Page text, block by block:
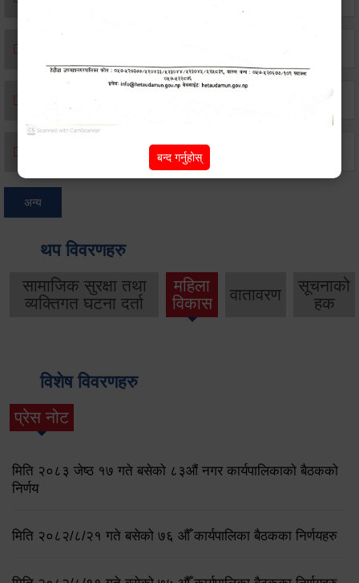
अन्य
थप विवरणहरु
सामाजिक सुरक्षा तथा
व्यक्तिगत घटना दर्ता
महिला
विकास
वातावरण
सूचनाको
हक
विशेष विवरणहरु
प्रेस नोट
मिति २०८३ जेष्ठ १७ गते बसेको ८३औं नगर कार्यपालिकाको बैठकको
निर्णय
मिति २०८२/८/२१ गते बसेको ७६ औँ कार्यपालिका बैठकका निर्णयहरु
बन्द गर्नुहोस्